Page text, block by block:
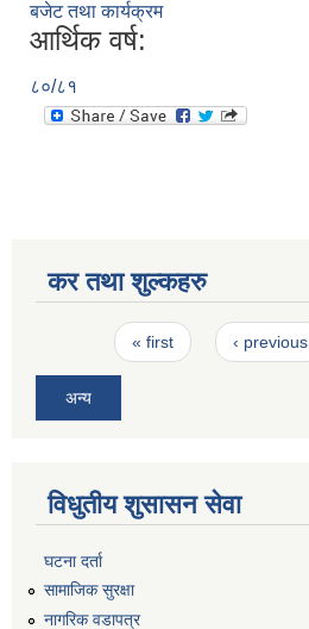
बजेट तथा कार्यक्रम
आर्थिक वर्ष:
८०/८१
कर तथा शुल्कहरु
Pages« first ‹ previous
अन्य
विधुतीय शुसासन सेवा
घटना दर्ता
सामाजिक सुरक्षा
नागरिक वडापत्र